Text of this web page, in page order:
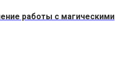
работы с магическими